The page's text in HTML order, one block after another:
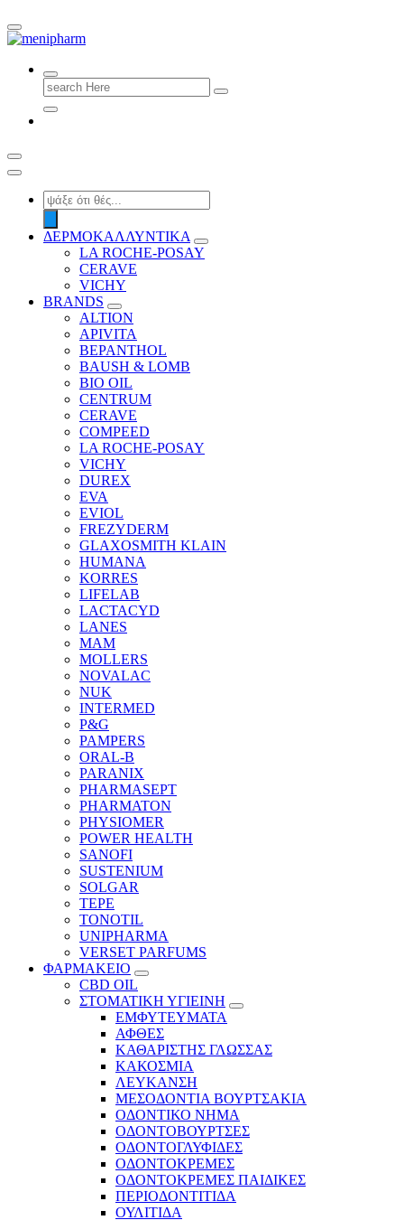
shop 2 easily
Search
for:
Products
search
ΔΕΡΜΟΚΑΛΛΥΝΤΙΚΑ
LA ROCHE-POSAY
CERAVE
VICHY
BRANDS
ALTION
APIVITA
BEPANTHOL
BAUSH & LOMB
BIO OIL
CENTRUM
CERAVE
COMPEED
LA ROCHE-POSAY
VICHY
DUREX
EVA
EVIOL
FREZYDERM
GLAXOSMITH KLAIN
HUMANA
KORRES
LIFELAB
LACTACYD
LANES
MAM
MOLLERS
NOVALAC
NUK
INTERMED
P&G
PAMPERS
ORAL-B
PARANIX
PHARMASEPT
PHARMATON
PHYSIOMER
POWER HEALTH
SANOFI
SUSTENIUM
SOLGAR
TEPE
TONOTIL
UNIPHARMA
VERSET PARFUMS
ΦΑΡΜΑΚΕΙΟ
CBD OIL
ΣΤΟΜΑΤΙΚΗ ΥΓΙΕΙΝΗ
ΕΜΦΥΤΕΥΜΑΤΑ
ΑΦΘΕΣ
ΚΑΘΑΡΙΣΤΗΣ ΓΛΩΣΣΑΣ
ΚΑΚΟΣΜΙΑ
ΛΕΥΚΑΝΣΗ
ΜΕΣΟΔΟΝΤΙΑ ΒΟΥΡΤΣΑΚΙΑ
ΟΔΟΝΤΙΚΟ ΝΗΜΑ
ΟΔΟΝΤΟΒΟΥΡΤΣΕΣ
ΟΔΟΝΤΟΓΛΥΦΙΔΕΣ
ΟΔΟΝΤΟΚΡΕΜΕΣ
ΟΔΟΝΤΟΚΡΕΜΕΣ ΠΑΙΔΙΚΕΣ
ΠΕΡΙΟΔΟΝΤΙΤΙΔΑ
ΟΥΛΙΤΙΔΑ